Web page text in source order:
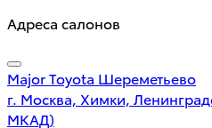
Адреса салонов
Major Toyota Шереметьево
г. Москва, Химки,
МКАД)